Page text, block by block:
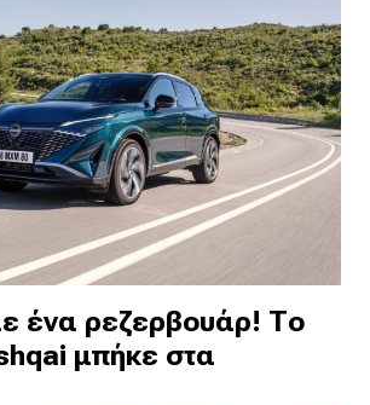
ένα ρεζερβουάρ! Το
μπήκε στα